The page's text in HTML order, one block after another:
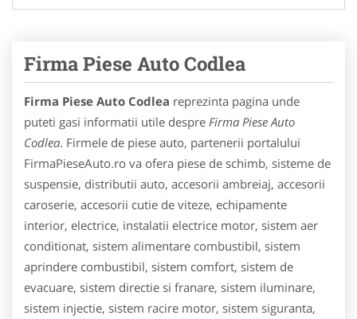
Firma Piese Auto Codlea
Firma Piese Auto Codlea reprezinta pagina unde
puteti gasi informatii utile despre Firma Piese Auto
Codlea. Firmele de piese auto, partenerii portalului
FirmaPieseAuto.ro va ofera piese de schimb, sisteme de
suspensie, distributii auto, accesorii ambreiaj, accesorii
caroserie, accesorii cutie de viteze, echipamente
interior, electrice, instalatii electrice motor, sistem aer
conditionat, sistem alimentare combustibil, sistem
aprindere combustibil, sistem comfort, sistem de
evacuare, sistem directie si franare, sistem iluminare,
sistem injectie, sistem racire motor, sistem siguranta,